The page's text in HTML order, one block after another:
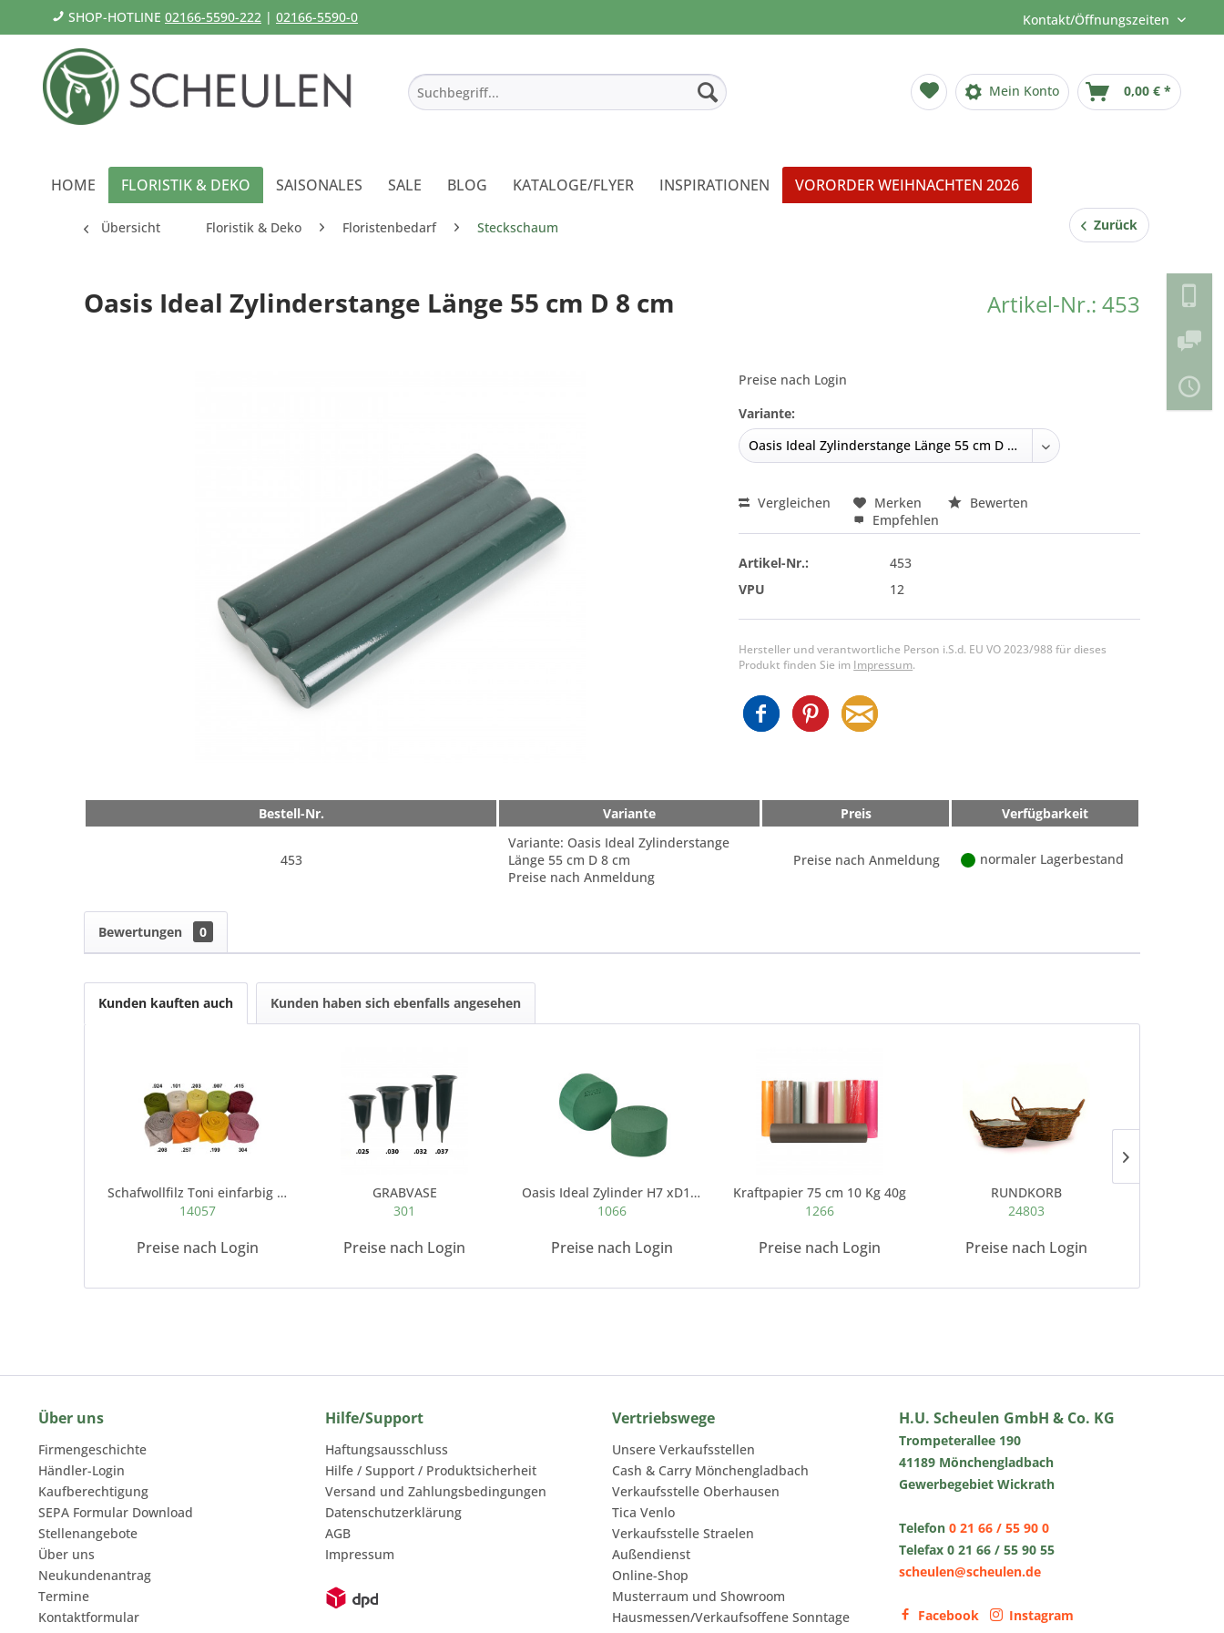
SHOP-HOTLINE 02166-5590-222 | 02166-5590-0 Kontakt/Öffnungszeiten
Mein Konto 0,00 € *
HOME FLORISTIK & DEKO SAISONALES SALE BLOG KATALOGE/FLYER INSPIRATIONEN VORORDER WEIHNACHTEN 2026
Übersicht Floristik & Deko Floristenbedarf Steckschaum Zurück
Artikel-Nr.: 453
Oasis Ideal Zylinderstange Länge 55 cm D 8 cm
Preise nach Login
Variante:
Vergleichen Merken
Bewerten
Empfehlen
Artikel-Nr.:
453
VPU
12
Hersteller und verantwortliche Person i.S.d. EU VO 2023/988 für dieses
Produkt finden Sie im Impressum.
Bestell-Nr. Variante Preis Verfügbarkeit
453
Variante: Oasis Ideal Zylinderstange
Länge 55 cm D 8 cm
Preise nach Anmeldung
Preise nach Anmeldung normaler Lagerbestand
Bewertungen 0
Kunden kauften auch Kunden haben sich ebenfalls angesehen
Schafwollfilz Toni einfarbig 15cm,Lfm.5m...
14057
Preise nach Login
GRABVASE
301
Preise nach Login
Oasis Ideal Zylinder H7 xD14cm
1066
Preise nach Login
Kraftpapier 75 cm 10 Kg 40g
1266
Preise nach Login
RUNDKORB
24803
Preise nach Login
Über uns
Firmengeschichte
Händler-Login
Kaufberechtigung
SEPA Formular Download
Stellenangebote
Über uns
Neukundenantrag
Termine
Kontaktformular
Hilfe/Support
Haftungsausschluss
Hilfe / Support / Produktsicherheit
Versand und Zahlungsbedingungen
Datenschutzerklärung
AGB
Impressum
Vertriebswege
Unsere Verkaufsstellen
Cash & Carry Mönchengladbach
Verkaufsstelle Oberhausen
Tica Venlo
Verkaufsstelle Straelen
Außendienst
Online-Shop
Musterraum und Showroom
Hausmessen/Verkaufsoffene Sonntage
H.U. Scheulen GmbH & Co. KG
Trompeterallee 190
41189 Mönchengladbach
Gewerbegebiet Wickrath
Telefon 0 21 66 / 55 90 0
Telefax 0 21 66 / 55 90 55
scheulen@scheulen.de
Facebook Instagram